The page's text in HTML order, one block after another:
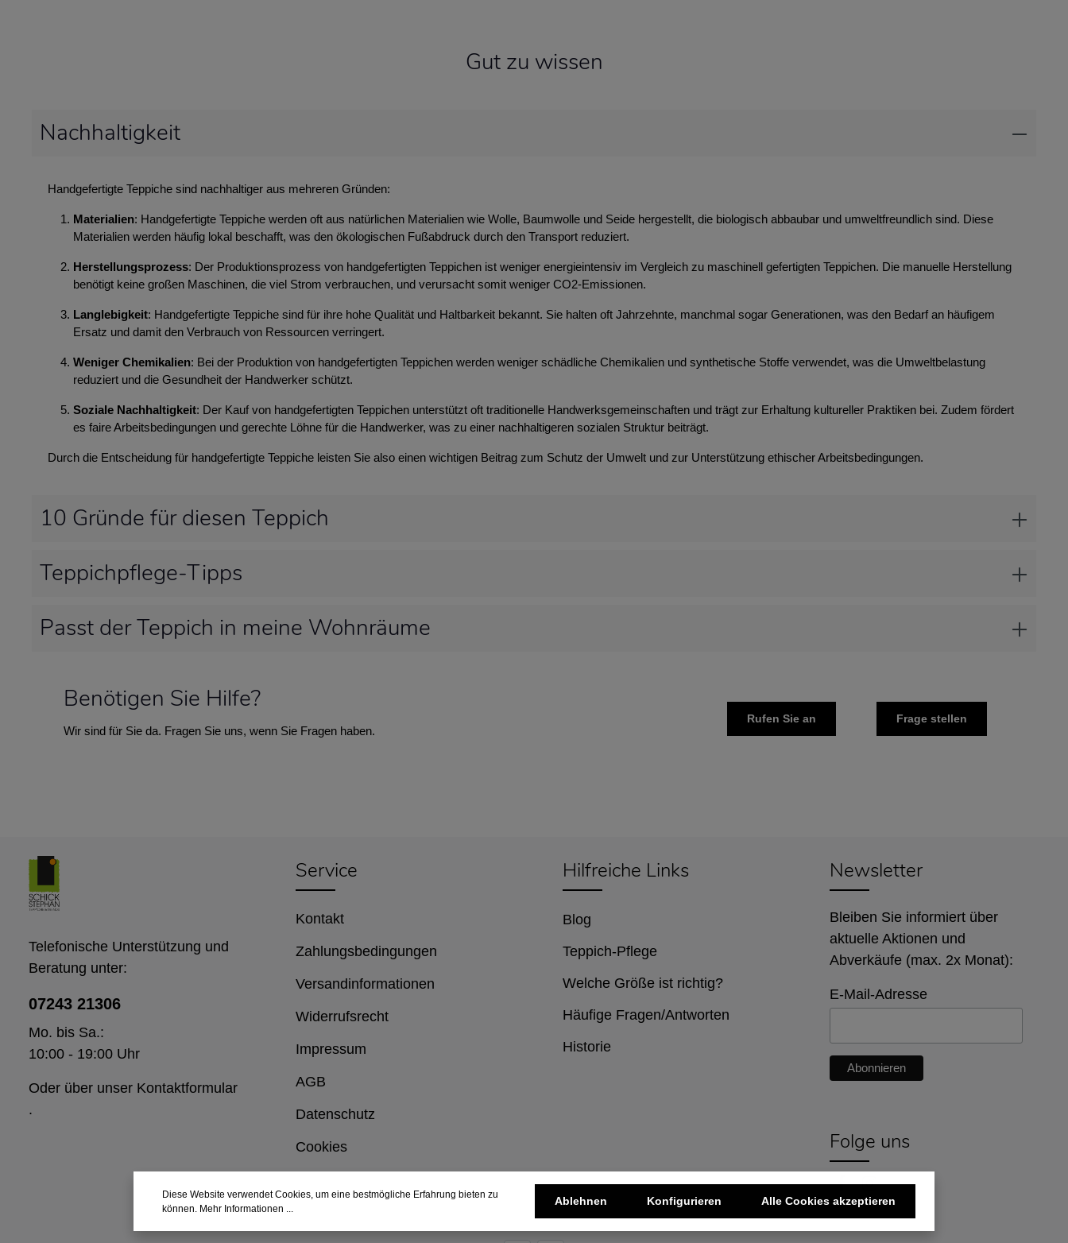
Gut zu wissen
Nachhaltigkeit
Handgefertigte Teppiche sind nachhaltiger aus mehreren Gründen:
Materialien: Handgefertigte Teppiche werden oft aus natürlichen Materialien wie Wolle, Baumwolle und Seide hergestellt, die biologisch abbaubar und umweltfreundlich sind. Diese
Materialien werden häufig lokal beschafft, was den ökologischen Fußabdruck durch den Transport reduziert.
Herstellungsprozess: Der Produktionsprozess von handgefertigten Teppichen ist weniger energieintensiv im Vergleich zu maschinell gefertigten Teppichen. Die manuelle Herstellung
benötigt keine großen Maschinen, die viel Strom verbrauchen, und verursacht somit weniger CO2-Emissionen.
Langlebigkeit: Handgefertigte Teppiche sind für ihre hohe Qualität und Haltbarkeit bekannt. Sie halten oft Jahrzehnte, manchmal sogar Generationen, was den Bedarf an häufigem
Ersatz und damit den Verbrauch von Ressourcen verringert.
Weniger Chemikalien: Bei der Produktion von handgefertigten Teppichen werden weniger schädliche Chemikalien und synthetische Stoffe verwendet, was die Umweltbelastung
reduziert und die Gesundheit der Handwerker schützt.
Soziale Nachhaltigkeit: Der Kauf von handgefertigten Teppichen unterstützt oft traditionelle Handwerksgemeinschaften und trägt zur Erhaltung kultureller Praktiken bei. Zudem fördert
es faire Arbeitsbedingungen und gerechte Löhne für die Handwerker, was zu einer nachhaltigeren sozialen Struktur beiträgt.
Durch die Entscheidung für handgefertigte Teppiche leisten Sie also einen wichtigen Beitrag zum Schutz der Umwelt und zur Unterstützung ethischer Arbeitsbedingungen.
10 Gründe für diesen Teppich
Teppichpflege-Tipps
Passt der Teppich in meine Wohnräume
Benötigen Sie Hilfe?
Wir sind für Sie da. Fragen Sie uns, wenn Sie Fragen haben.
Rufen Sie an Frage stellen
Service
Kontakt
Zahlungsbedingungen
Versandinformationen
Widerrufsrecht
Impressum
AGB
Datenschutz
Cookies
Newsletter
Bleiben Sie informiert über
aktuelle Aktionen und
Abverkäufe (max. 2x Monat):
E-Mail-Adresse
Folge uns
Telefonische Unterstützung und
Beratung unter:
07243 21306
Mo. bis Sa.:
10:00 - 19:00 Uhr
Oder über unser Kontaktformular
.
Hilfreiche Links
Blog
Teppich-Pflege
Welche Größe ist richtig?
Häufige Fragen/Antworten
Historie
Diese Website verwendet Cookies, um eine bestmögliche Erfahrung bieten zu
können. Mehr Informationen ...
Ablehnen Konfigurieren Alle Cookies akzeptieren